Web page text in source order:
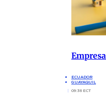
ECUADOR
GUAYAQUIL
09:36 ECT